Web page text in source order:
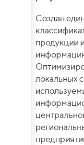
Создан
продукции
локальных